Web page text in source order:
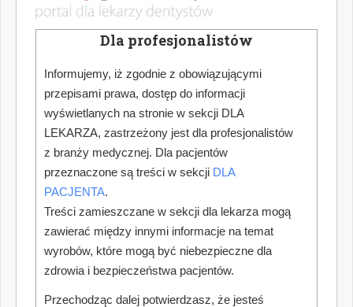
Dla profesjonalistów
Informujemy, iż zgodnie z obowiązującymi
przepisami prawa, dostęp do informacji
wyświetlanych na stronie w sekcji DLA
LEKARZA, zastrzeżony jest dla profesjonalistów
z branży medycznej. Dla pacjentów
przeznaczone są treści w sekcji DLA
PACJENTA.
Treści zamieszczane w sekcji dla lekarza mogą
zawierać między innymi informacje na temat
wyrobów, które mogą być niebezpieczne dla
zdrowia i bezpieczeństwa pacjentów.
Przechodząc dalej potwierdzasz, że jesteś